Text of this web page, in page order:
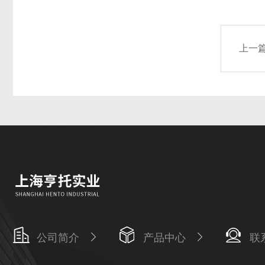
上一
公司简介 产品中心 联